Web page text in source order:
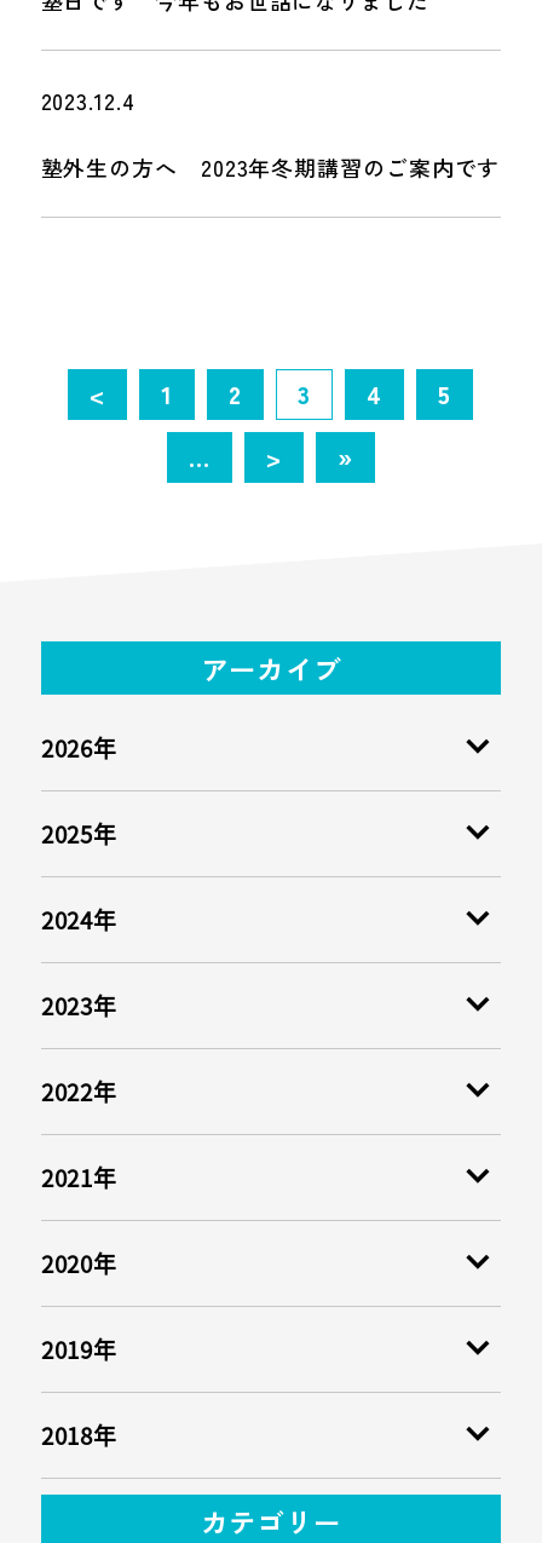
2023.12.4
塾外生の方へ 2023年冬期講習のご案内です
< 1 2 3 4
5
...
> »
アーカイブ
2026年
2025年
2024年
2023年
2022年
2021年
2020年
2019年
2018年
カテゴリー